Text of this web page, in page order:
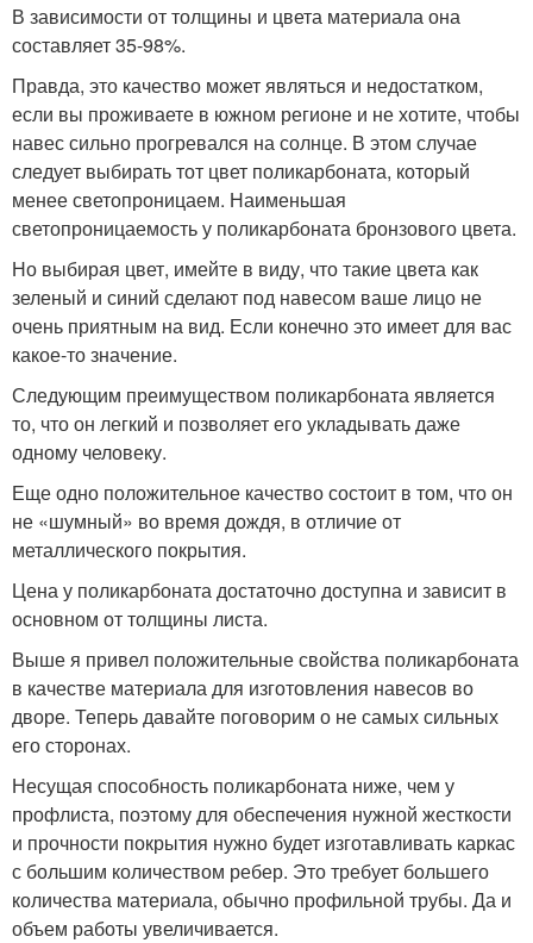
В зависимости от толщины и цвета материала она
составляет 35-98%.
Правда, это качество может являться и недостатком,
если вы проживаете в южном регионе и не хотите, чтобы
навес сильно прогревался на солнце. В этом случае
следует выбирать тот цвет поликарбоната, который
менее светопроницаем. Наименьшая
светопроницаемость у поликарбоната бронзового цвета.
Но выбирая цвет, имейте в виду, что такие цвета как
зеленый и синий сделают под навесом ваше лицо не
очень приятным на вид. Если конечно это имеет для вас
какое-то значение.
Следующим преимуществом поликарбоната является
то, что он легкий и позволяет его укладывать даже
одному человеку.
Еще одно положительное качество состоит в том, что он
не «шумный» во время дождя, в отличие от
металлического покрытия.
Цена у поликарбоната достаточно доступна и зависит в
основном от толщины листа.
Выше я привел положительные свойства поликарбоната
в качестве материала для изготовления навесов во
дворе. Теперь давайте поговорим о не самых сильных
его сторонах.
Несущая способность поликарбоната ниже, чем у
профлиста, поэтому для обеспечения нужной жесткости
и прочности покрытия нужно будет изготавливать каркас
с большим количеством ребер. Это требует большего
количества материала, обычно профильной трубы. Да и
объем работы увеличивается.